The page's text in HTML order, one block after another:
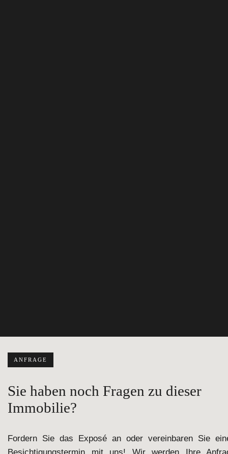
ANFRAGE
Sie haben noch Fragen zu dieser
Immobilie?
Fordern Sie das Exposé an oder vereinbaren Sie